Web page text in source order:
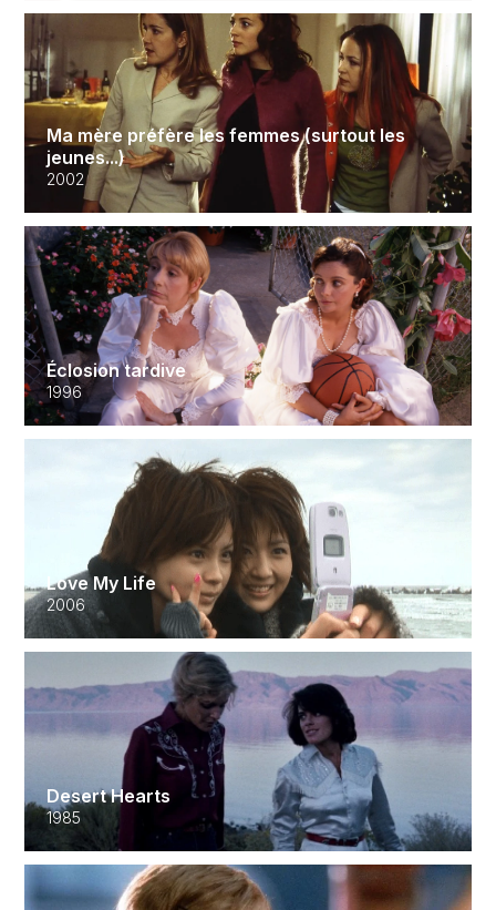
Ma mère préfère les femmes (surtout les
jeunes...)
2002
Éclosion tardive
1996
Love My Life
2006
Desert Hearts
1985